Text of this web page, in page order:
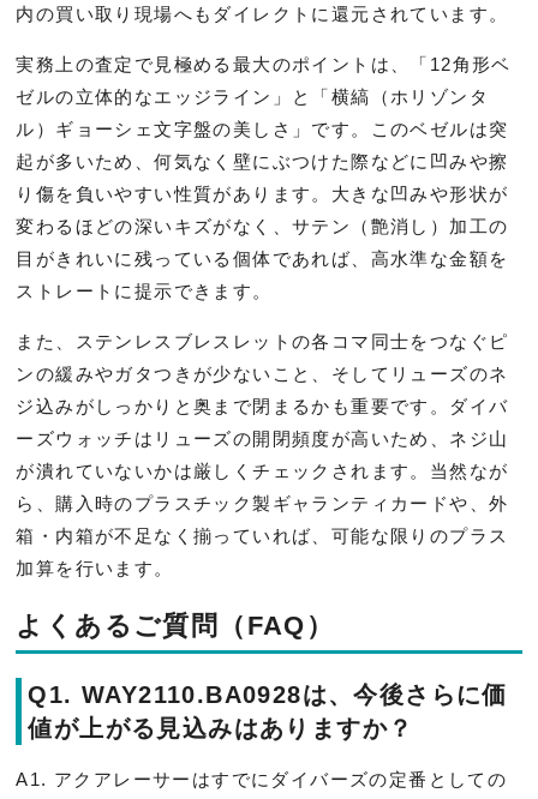
内の買い取り現場へもダイレクトに還元されています。
実務上の査定で見極める最大のポイントは、「12角形ベ
ゼルの立体的なエッジライン」と「横縞（ホリゾンタ
ル）ギョーシェ文字盤の美しさ」です。このベゼルは突
起が多いため、何気なく壁にぶつけた際などに凹みや擦
り傷を負いやすい性質があります。大きな凹みや形状が
変わるほどの深いキズがなく、サテン（艶消し）加工の
目がきれいに残っている個体であれば、高水準な金額を
ストレートに提示できます。
また、ステンレスブレスレットの各コマ同士をつなぐピ
ンの緩みやガタつきが少ないこと、そしてリューズのネ
ジ込みがしっかりと奥まで閉まるかも重要です。ダイバ
ーズウォッチはリューズの開閉頻度が高いため、ネジ山
が潰れていないかは厳しくチェックされます。当然なが
ら、購入時のプラスチック製ギャランティカードや、外
箱・内箱が不足なく揃っていれば、可能な限りのプラス
加算を行います。
よくあるご質問（FAQ）
Q1. WAY2110.BA0928は、今後さらに価
値が上がる見込みはありますか？
A1. アクアレーサーはすでにダイバーズの定番としての